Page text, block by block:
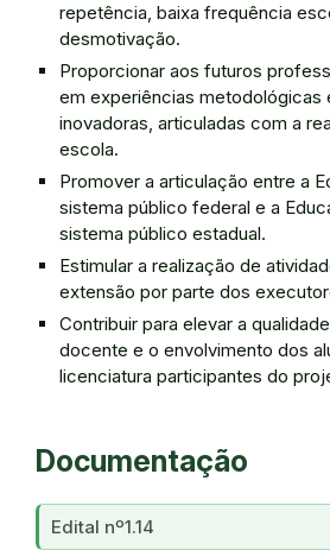
repetência, baixa frequência
desmotivação.
Proporcionar aos futuros
em experiências metodológicas
inovadoras, articuladas com a
escola.
Promover a articulação entre a
sistema público federal e a
sistema público estadual.
Estimular a realização de
extensão por parte dos
Contribuir para elevar a
docente e o envolvimento dos
licenciatura participantes do
Documentação
Edital nº1.14